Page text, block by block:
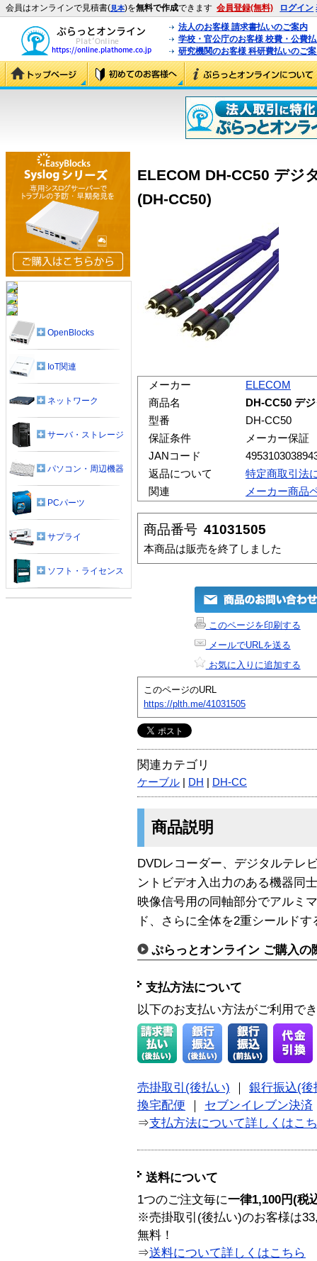
会員はオンラインで見積書(見本)を無料で作成できます 会員登録(無料) ログイン
法人のお客様 請求書払いのご案内
学校・官公庁のお客様 校費・公費
研究機関のお客様 科研費払いのご
ELECOM DH-CC50 デジ
(DH-CC50)
メーカー
ELECOM
商品名
DH-CC50 デ
型番
DH-CC50
保証条件
メーカー保証
JANコード
返品について
特定商取引法
関連
メーカー商品
商品番号 41031505
本商品は販売を終了しました
このページを印刷する
メールでURLを送る
お気に入りに追加する
このページのURL
https://plth.me/41031505
関連カテゴリ
ケーブル DH DH-CC
商品説明
DVDレコーダー、デジタルテレ
ントビデオ入出力のある機器同
映像信号用の同軸部分でアルミ
ド、さらに全体を2重シールド
ぷらっとオンライン ご購入の
支払方法について
以下のお支払い方法がご利用で
売掛取引(後払い)
銀行振込(後
換宅配便
セブンイレブン決済
⇒支払方法について詳しくはこ
送料について
1つのご注文毎に一律1,100円(税
※売掛取引(後払い)のお客様は
無料！
⇒送料について詳しくはこちら
OpenBlocks
IoT関連
ネットワーク
サーバ・ストレージ
パソコン・周辺機器
PCパーツ
サプライ
ソフト・ライセンス